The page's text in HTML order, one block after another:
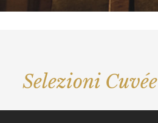
Selezioni Cuvée